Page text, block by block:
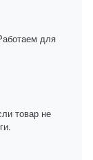
для
товар не